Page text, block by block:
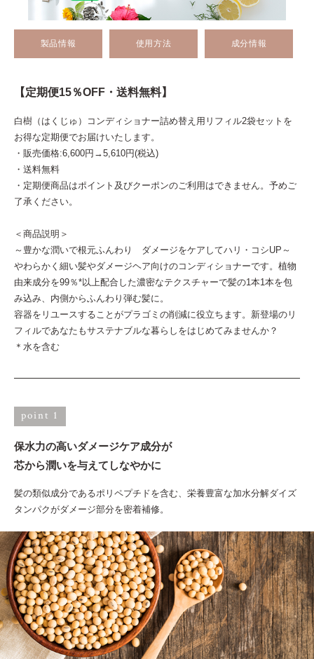
製品情報 使用方法 成分情報
【定期便15％OFF・送料無料】
白樹（はくじゅ）コンディショナー詰め替え用リフィル2袋セットを
お得な定期便でお届けいたします。
・販売価格:6,600円→5,610円(税込)
・送料無料
・定期便商品はポイント及びクーポンのご利用はできません。予めご
了承ください。
＜商品説明＞
～豊かな潤いで根元ふんわり ダメージをケアしてハリ・コシUP～
やわらかく細い髪やダメージヘア向けのコンディショナーです。植物
由来成分を99％*以上配合した濃密なテクスチャーで髪の1本1本を包
み込み、内側からふんわり弾む髪に。
容器をリユースすることがプラゴミの削減に役立ちます。新登場のリ
フィルであなたもサステナブルな暮らしをはじめてみませんか？
＊水を含む
point 1
保水力の高いダメージケア成分が
芯から潤いを与えてしなやかに
髪の類似成分であるポリペプチドを含む、栄養豊富な加水分解ダイズ
タンパクがダメージ部分を密着補修。